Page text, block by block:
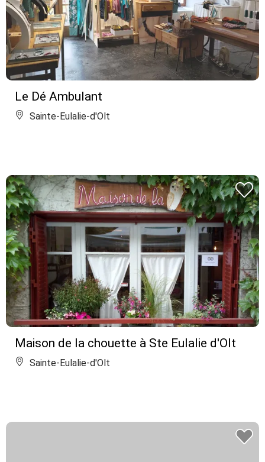
Le Dé Ambulant
Sainte-Eulalie-d'Olt
Maison de la chouette à Ste Eulalie d'Olt
Sainte-Eulalie-d'Olt